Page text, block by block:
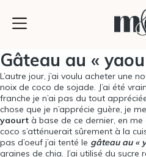
Gâteau au «
L’autre jour, j’ai voulu acheter une
noix de coco de sojade. J’ai été
franche je n’ai pas du tout
chose que je n’apprécie guère, je
yaourt à base de ce dernier, en
coco s’atténuerait sûrement à la
pas d’oeuf j’ai tenté le gâteau au «
graines de chia. J’ai utilisé du